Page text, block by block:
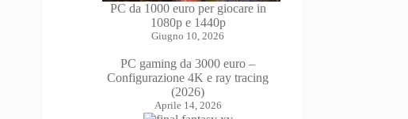
PC da 1000 euro per giocare in
1080p e 1440p
Giugno 10, 2026
PC gaming da 3000 euro –
Configurazione 4K e ray tracing
(2026)
Aprile 14, 2026